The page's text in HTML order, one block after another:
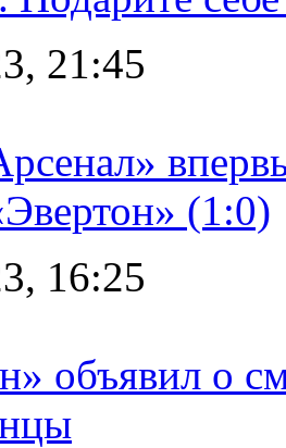
21:45
(1:0)
16:25
объявил о